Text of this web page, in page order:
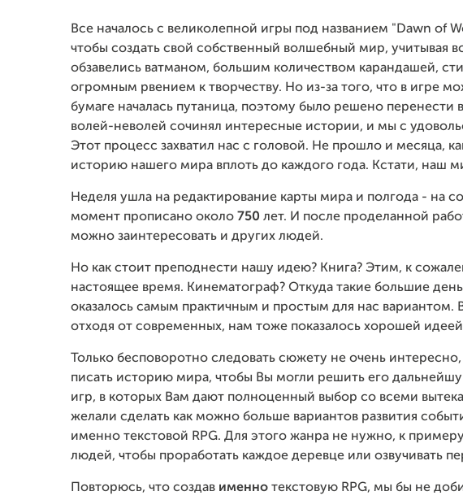
Все началось с великолепной игры под названием "Dawn of
чтобы создать свой собственный волшебный мир, учитывая
обзавелись ватманом, большим количеством карандашей,
огромным рвением к творчеству. Но из-за того, что в игре
бумаге началась путаница, поэтому было решено перенести
волей-неволей сочинял интересные истории, и мы с
Этот процесс захватил нас с головой. Не прошло и месяца,
историю нашего мира вплоть до каждого года. Кстати, наш
Неделя ушла на редактирование карты мира и полгода - на
момент прописано около 750 лет. И после проделанной
можно заинтересовать и других людей.
Но как стоит преподнести нашу идею? Книга? Этим, к
настоящее время. Кинематограф? Откуда такие большие
оказалось самым практичным и простым для нас вариантом.
отходя от современных, нам тоже показалось хорошей
Только бесповоротно следовать сюжету не очень
писать историю мира, чтобы Вы могли решить его
игр, в которых Вам дают полноценный выбор со всеми
желали сделать как можно больше вариантов развития
именно текстовой RPG. Для этого жанра не нужно, к
людей, чтобы проработать каждое деревце или озвучивать
Повторюсь, что создав именно текстовую RPG, мы бы не